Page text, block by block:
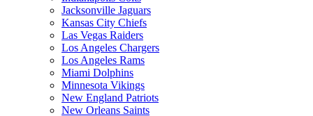
Jacksonville Jaguars
Kansas City Chiefs
Las Vegas Raiders
Los Angeles Chargers
Los Angeles Rams
Miami Dolphins
Minnesota Vikings
New England Patriots
New Orleans Saints